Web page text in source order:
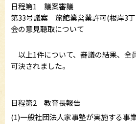
日程第1 議案審議
第33号議案 旅館業営業許可(根岸3
会の意見聴取について
以上1件について、審議の結果、全
可決されました。
日程第2 教育長報告
(1)一般社団法人家事塾が実施する事